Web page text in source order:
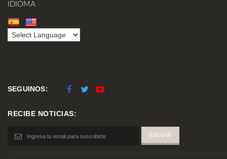
IDIOMA
SEGUINOS:
RECIBE NOTICIAS: